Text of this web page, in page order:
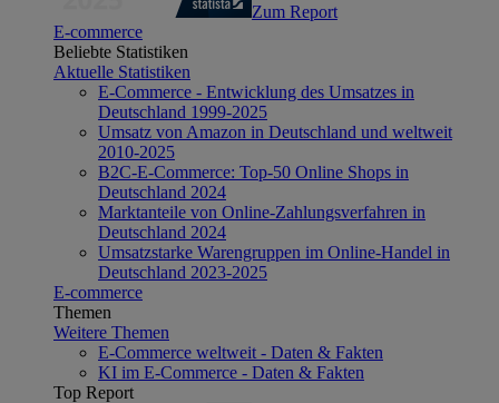
Zum Report
E-commerce
Beliebte Statistiken
Aktuelle Statistiken
E-Commerce - Entwicklung des Umsatzes in
Deutschland 1999-2025
Umsatz von Amazon in Deutschland und weltweit
2010-2025
B2C-E-Commerce: Top-50 Online Shops in
Deutschland 2024
Marktanteile von Online-Zahlungsverfahren in
Deutschland 2024
Umsatzstarke Warengruppen im Online-Handel in
Deutschland 2023-2025
E-commerce
Themen
Weitere Themen
E-Commerce weltweit - Daten & Fakten
KI im E-Commerce - Daten & Fakten
Top Report